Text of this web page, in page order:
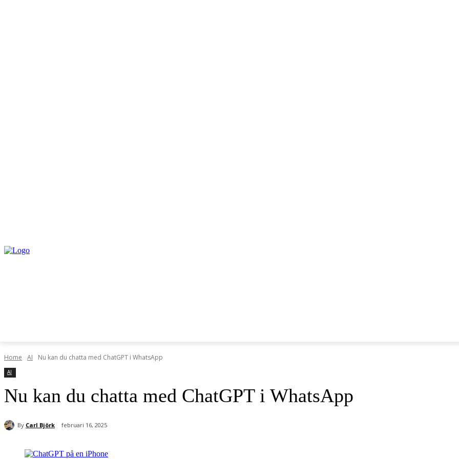
Home AI Nu kan du chatta med ChatGPT i WhatsApp
AI
Nu kan du chatta med ChatGPT i WhatsApp
By Carl Björk februari 16, 2025